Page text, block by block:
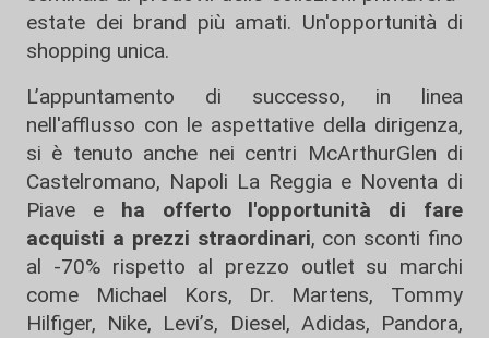
estate dei brand più amati. Un'opportunità di
shopping unica.
L’appuntamento di successo, in linea
nell'afflusso con le aspettative della dirigenza,
si è tenuto anche nei centri McArthurGlen di
Castelromano, Napoli La Reggia e Noventa di
Piave e ha offerto l'opportunità di fare
acquisti a prezzi straordinari, con sconti fino
al -70% rispetto al prezzo outlet su marchi
come Michael Kors, Dr. Martens, Tommy
Hilfiger, Nike, Levi’s, Diesel, Adidas, Pandora,